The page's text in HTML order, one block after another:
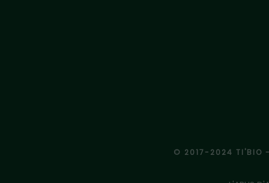
© 2017-2024 TI'BIO -